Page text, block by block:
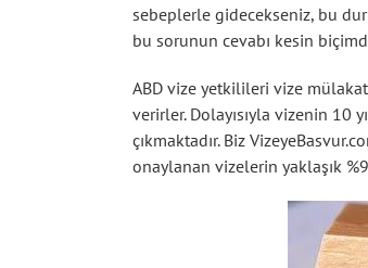
sebeplerle gidecekseniz, bu
bu sorunun cevabı kesin
ABD vize yetkilileri vize
verirler. Dolayısıyla vizenin 10
çıkmaktadır. Biz
onaylanan vizelerin yaklaşık